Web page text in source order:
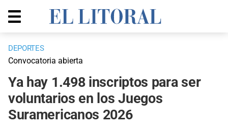
DEPORTES
Convocatoria abierta
Ya hay 1.498 inscriptos para ser
voluntarios en los Juegos
Suramericanos 2026